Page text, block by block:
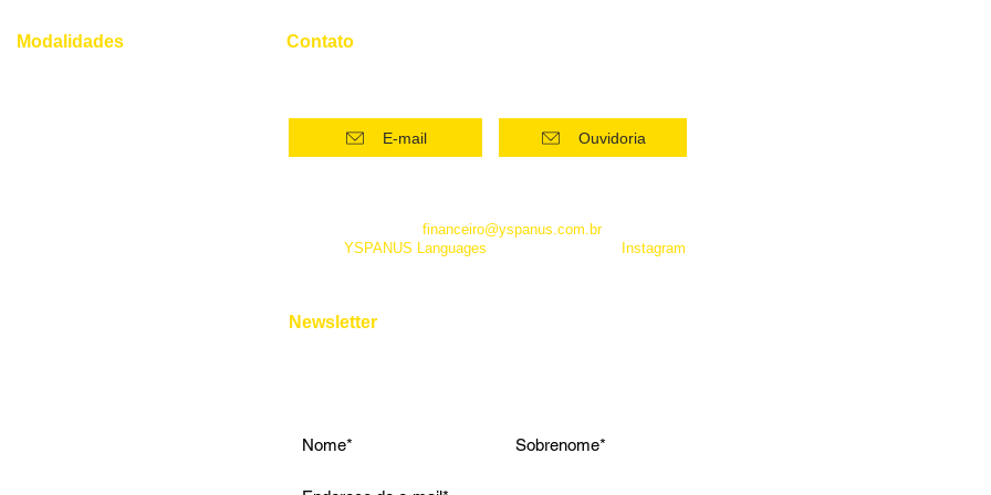
Modalidades Contato
E-mail Ouvidoria
financeiro@yspanus.com.br, pela nossa
YSPANUS Languages
Instagram
Newsletter